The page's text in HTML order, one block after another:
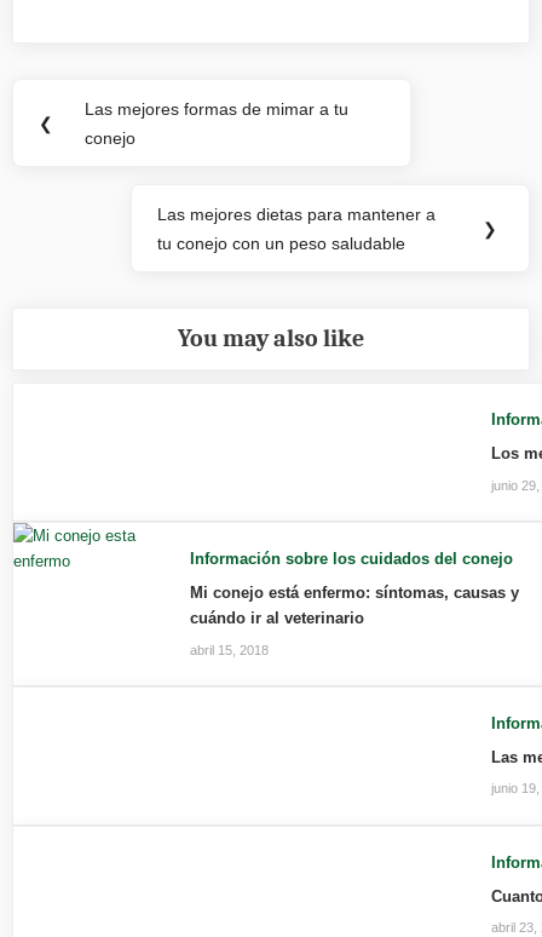
Navegación
de❮
Previous
Post:
Las mejores formas de mimar a tu
conejo
Next
Post:
Las mejores dietas para mantener a
tu conejo con un peso saludable
❯
You may also like
Los
junio
Información sobre los cuidados del conejo
Mi conejo está enfermo: síntomas, causas y
cuándo ir al veterinario
abril 15, 2018
Las
junio
abril 23,